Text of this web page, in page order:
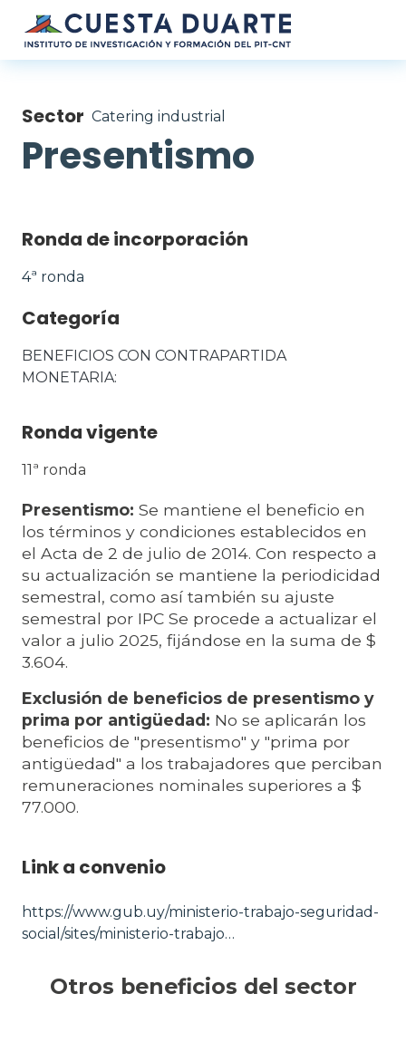
Pasar al contenido principal
Sector Catering industrial
Presentismo
Ronda de incorporación
4ª ronda
Categoría
BENEFICIOS CON CONTRAPARTIDA
MONETARIA
Ronda vigente
11ª ronda
Presentismo: Se mantiene el beneficio en
los términos y condiciones establecidos en
el Acta de 2 de julio de 2014. Con respecto a
su actualización se mantiene la periodicidad
semestral, como así también su ajuste
semestral por IPC Se procede a actualizar el
valor a julio 2025, fijándose en la suma de $
3.604.
Exclusión de beneficios de presentismo y
prima por antigüedad: No se aplicarán los
beneficios de "presentismo" y "prima por
antigüedad" a los trabajadores que perciban
remuneraciones nominales superiores a $
77.000.
Link a convenio
https://www.gub.uy/ministerio-trabajo-seguridad-
social/sites/ministerio-trabajo…
Otros beneficios del sector